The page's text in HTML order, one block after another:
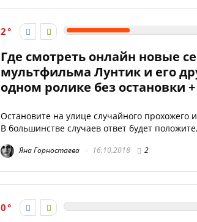
2
Где смотреть онлайн новые
мультфильма Лунтик и его
одном ролике без остановки
Остановите на улице случайного прохожего
В большинстве случаев ответ будет
Яна Горностаева 16.10.2018 2
0